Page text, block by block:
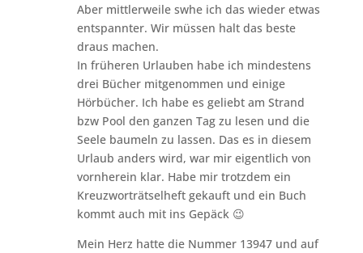
Aber mittlerweile swhe ich das wieder etwas
entspannter. Wir müssen halt das beste
draus machen.
In früheren Urlauben habe ich mindestens
drei Bücher mitgenommen und einige
Hörbücher. Ich habe es geliebt am Strand
bzw Pool den ganzen Tag zu lesen und die
Seele baumeln zu lassen. Das es in diesem
Urlaub anders wird, war mir eigentlich von
vornherein klar. Habe mir trotzdem ein
Kreuzworträtselheft gekauft und ein Buch
kommt auch mit ins Gepäck 😉
Mein Herz hatte die Nummer 13947 und auf